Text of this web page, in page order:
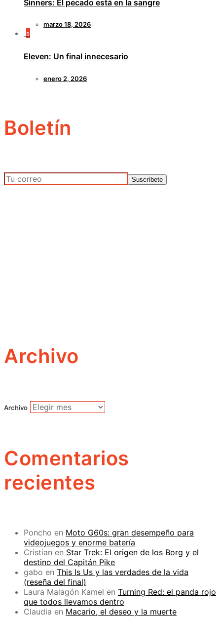
Sinners: El pecado está en la sangre
marzo 18, 2026
5
Eleven: Un final innecesario
enero 2, 2026
Boletín
Archivo
Archivo
Comentarios
recientes
Poncho en Moto G60s: gran desempeño para
videojuegos y enorme batería
Cristian en Star Trek: El origen de los Borg y el
destino del Capitán Pike
gabo en This Is Us y las verdades de la vida
(reseña del final)
Laura Malagón Kamel en Turning Red: el panda rojo
que todos llevamos dentro
Claudia en Macario, el deseo y la muerte